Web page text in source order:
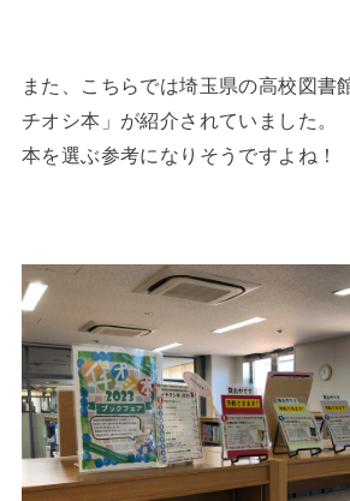
また、こちらでは埼玉県の高校図書
チオシ本」が紹介されていました。
本を選ぶ参考になりそうですよね！